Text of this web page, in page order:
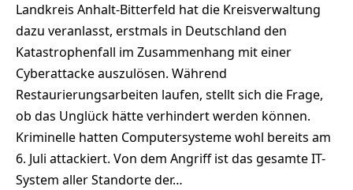
Landkreis Anhalt-Bitterfeld hat die Kreisverwaltung
dazu veranlasst, erstmals in Deutschland den
Katastrophenfall im Zusammenhang mit einer
Cyberattacke auszulösen. Während
Restaurierungsarbeiten laufen, stellt sich die Frage,
ob das Unglück hätte verhindert werden können.
Kriminelle hatten Computersysteme wohl bereits am
6. Juli attackiert. Von dem Angriff ist das gesamte IT-
System aller Standorte der…